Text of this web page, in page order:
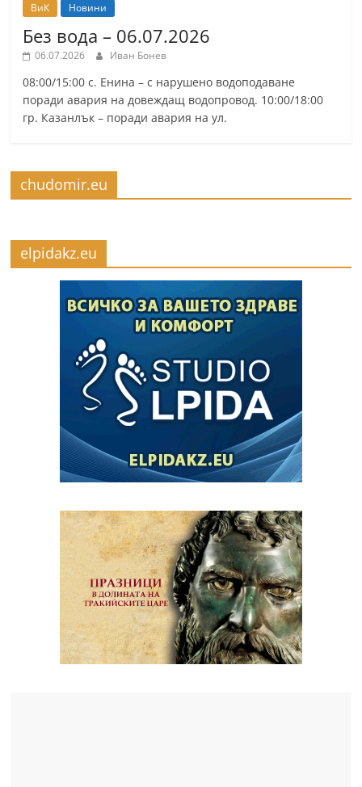
ВиК Новини
Без вода – 06.07.2026
06.07.2026 Иван Бонев
08:00/15:00 с. Енина – с нарушено водоподаване
поради авария на довеждащ водопровод. 10:00/18:00
гр. Казанлък – поради авария на ул.
chudomir.eu
elpidakz.eu